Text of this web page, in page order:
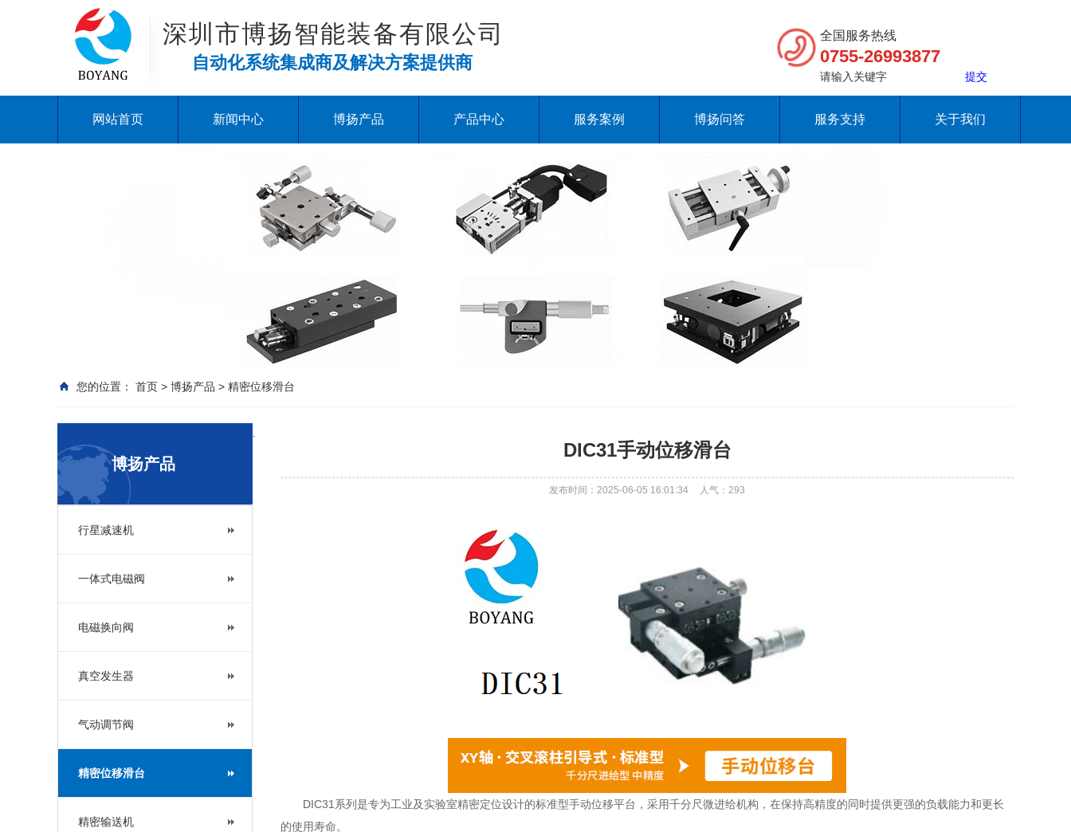
深圳市博扬智能装备有限公司
自动化系统集成商及解决方案提供商
全国服务热线
0755-26993877
网站首页 新闻中心 博扬产品 产品中心 服务案例 博扬问答 服务支持 关于我们
您的位置： 首页 > 博扬产品 > 精密位移滑台
博扬产品
行星减速机
一体式电磁阀
电磁换向阀
真空发生器
气动调节阀
精密位移滑台
精密输送机
DIC31手动位移滑台
发布时间：2025-06-05 16:01:34 人气： 293
DIC31系列是专为工业及实验室精密定位设计的标准型手动位移平台，采用千分尺微进给机构，在保持高精度的同时提供更强的负载能力和更长
的使用寿命。